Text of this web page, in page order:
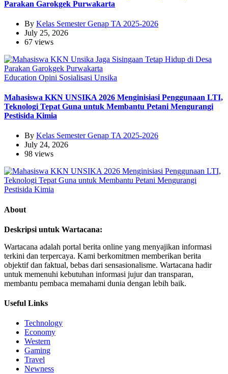
Parakan Garokgek Purwakarta
By Kelas Semester Genap TA 2025-2026
July 25, 2026
67 views
Education Opini Sosialisasi Unsika
Mahasiswa KKN UNSIKA 2026 Menginisiasi Penggunaan LTI,
Teknologi Tepat Guna untuk Membantu Petani Mengurangi
Pestisida Kimia
By Kelas Semester Genap TA 2025-2026
July 24, 2026
98 views
About
Deskripsi untuk Wartacana:
Wartacana adalah portal berita online yang menyajikan informasi
terkini dan terpercaya. Kami berkomitmen memberikan berita
objektif dan faktual, bebas dari sensasionalisme. Wartacana hadir
untuk memenuhi kebutuhan informasi jujur dan transparan,
membantu pembaca memahami dunia dengan lebih baik.
Useful Links
Technology
Economy
Western
Gaming
Travel
Newness